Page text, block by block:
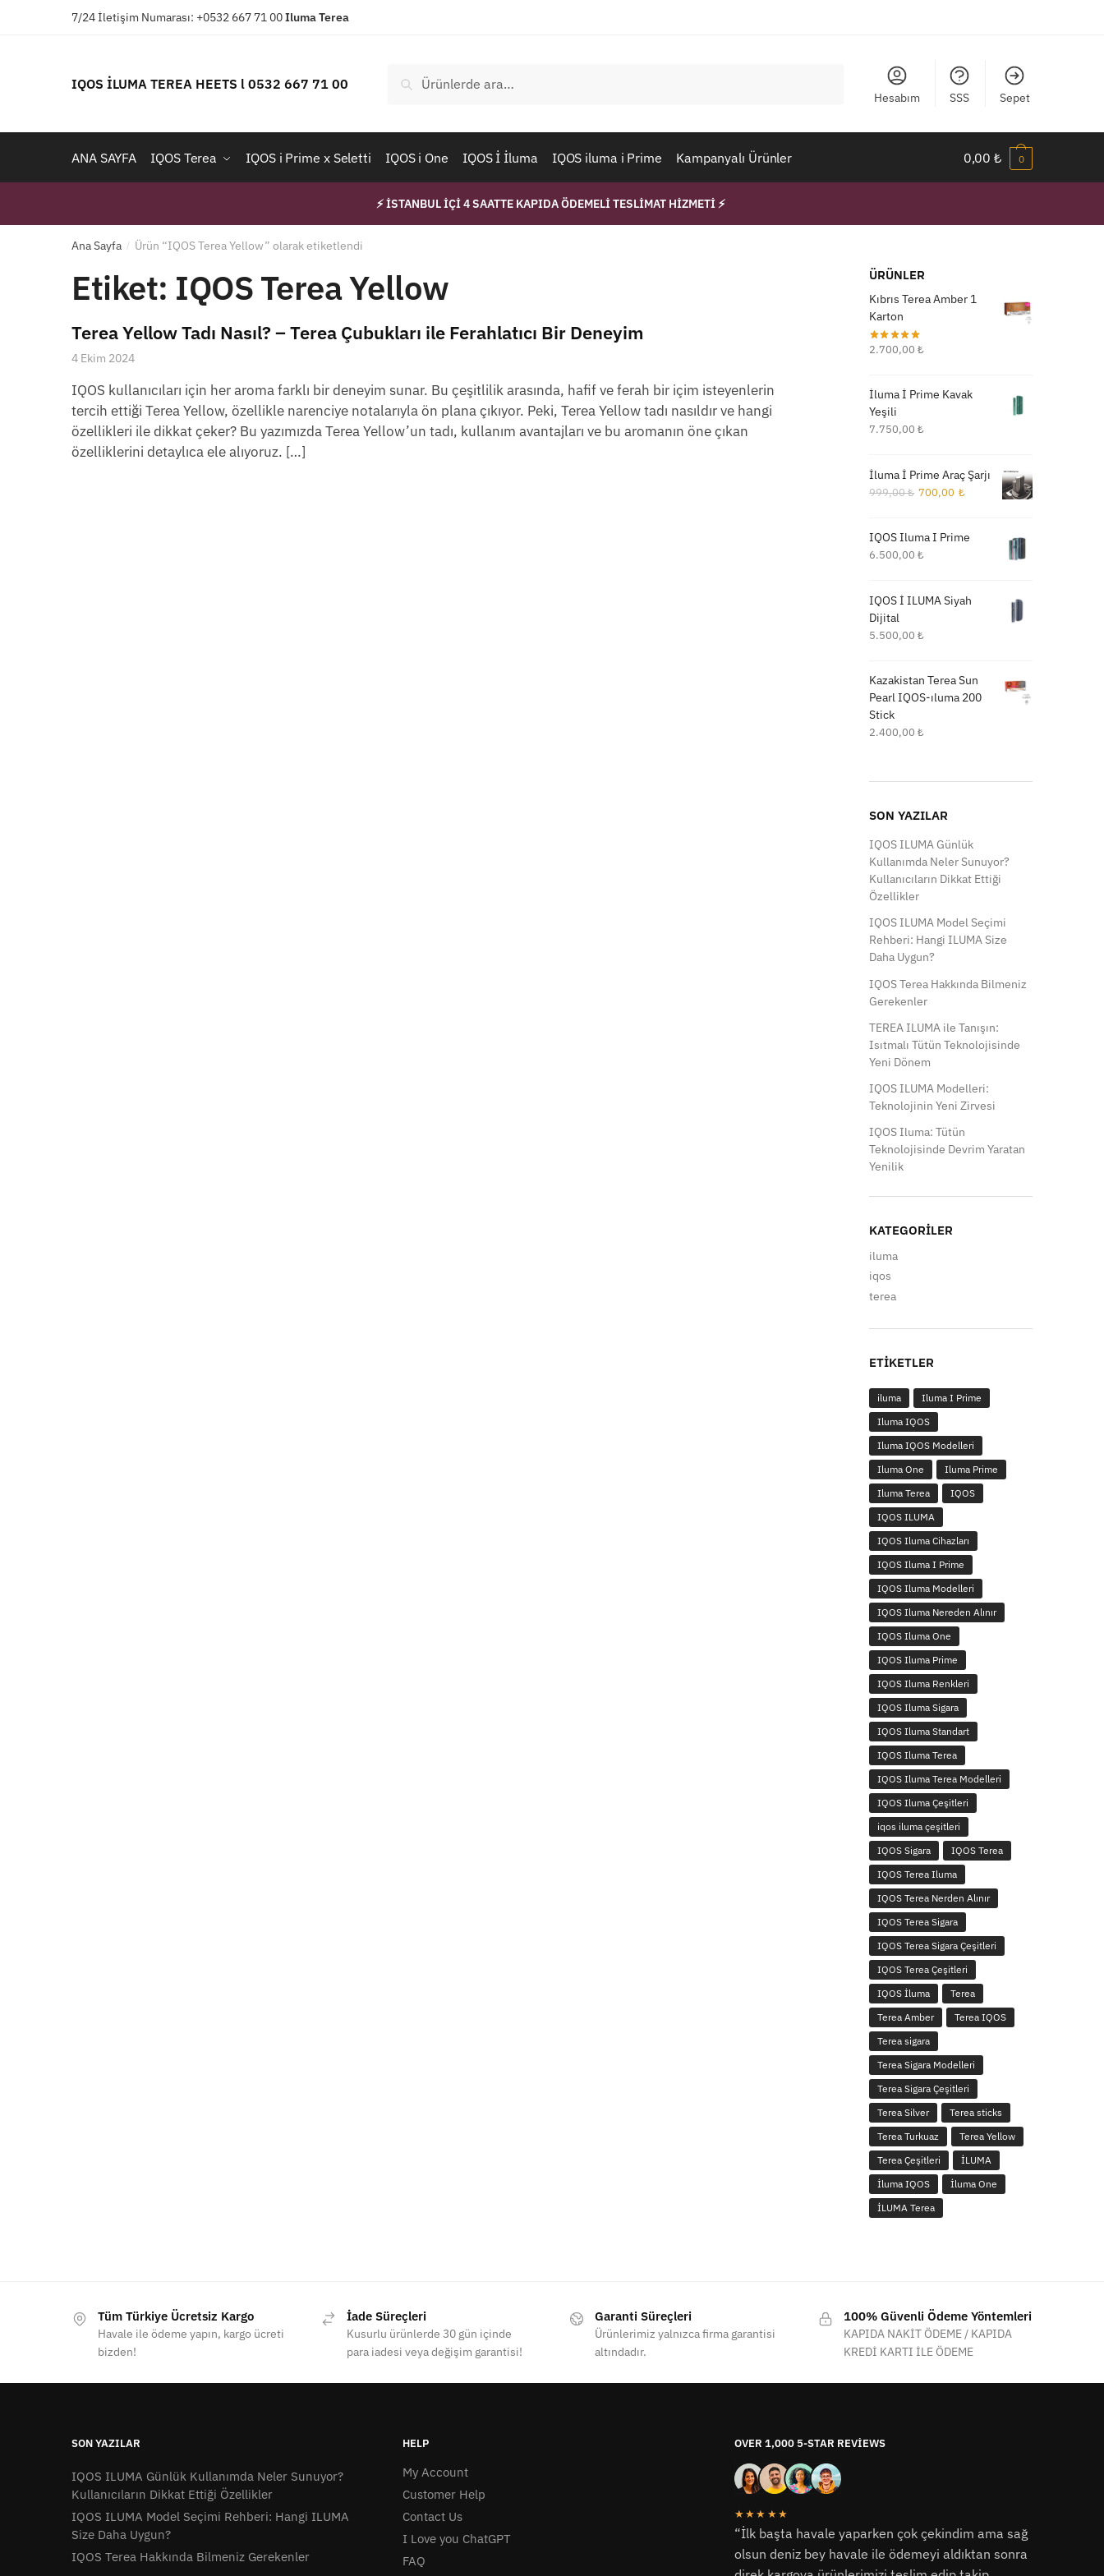
7/24 İletişim Numarası: +0532 667 71 00IlumaTerea
IQOS İLUMA TEREA HEETS l 0532 667 71 00 Ara
Hesabım SSS Sepet
ANA SAYFA IQOS Terea IQOS i Prime x Seletti IQOS i One IQOS İ İluma IQOS iluma i Prime Kampanyalı Ürünler 0,00₺ 0
⚡ İSTANBUL İÇİ 4 SAATTE KAPIDA ÖDEMELİ TESLİMAT HİZMETİ ⚡
Ana Sayfa / Ürün “IQOS Terea Yellow” olarak etiketlendi
Etiket: IQOS Terea Yellow
Terea Yellow Tadı Nasıl? – Terea Çubukları ile Ferahlatıcı Bir Deneyim
4 Ekim 2024
IQOS kullanıcıları için her aroma farklı bir deneyim sunar. Bu çeşitlilik arasında, hafif ve ferah bir içim isteyenlerin
tercih ettiği Terea Yellow, özellikle narenciye notalarıyla ön plana çıkıyor. Peki, Terea Yellow tadı nasıldır ve hangi
özellikleri ile dikkat çeker? Bu yazımızda Terea Yellow’un tadı, kullanım avantajları ve bu aromanın öne çıkan
özelliklerini detaylıca ele alıyoruz. […]
ÜRÜNLER
Kıbrıs Terea Amber 1
Karton
2.700,00₺
İluma İ Prime Kavak
Yeşili
7.750,00₺
İluma İ Prime Araç Şarjı
999,00₺ Orijinal
700,00 ₺Şu
700,00 ₺.
IQOS Iluma I Prime
6.500,00₺
IQOS İ ILUMA Siyah
Dijital
5.500,00₺
Kazakistan Terea Sun
Pearl IQOS-ıluma 200
Stick
2.400,00₺
SON YAZILAR
IQOS ILUMA Günlük
Kullanımda Neler Sunuyor?
Kullanıcıların Dikkat Ettiği
Özellikler
IQOS ILUMA Model Seçimi
Rehberi: Hangi ILUMA Size
Daha Uygun?
IQOS Terea Hakkında Bilmeniz
Gerekenler
TEREA ILUMA ile Tanışın:
Isıtmalı Tütün Teknolojisinde
Yeni Dönem
IQOS ILUMA Modelleri:
Teknolojinin Yeni Zirvesi
IQOS Iluma: Tütün
Teknolojisinde Devrim Yaratan
Yenilik
KATEGORILER
iluma
iqos
terea
ETIKETLER
iluma
Iluma I Prime
Iluma IQOS
Iluma IQOS Modelleri
Iluma One
Iluma Prime
Iluma Terea
IQOS
IQOS ILUMA
IQOS Iluma Cihazları
IQOS Iluma I Prime
IQOS Iluma Modelleri
IQOS Iluma Nereden Alınır
IQOS Iluma One
IQOS Iluma Prime
IQOS Iluma Renkleri
IQOS Iluma Sigara
IQOS Iluma Standart
IQOS Iluma Terea
IQOS Iluma Terea Modelleri
IQOS Iluma Çeşitleri
iqos iluma çeşitleri
IQOS Sigara
IQOS Terea
IQOS Terea Iluma
IQOS Terea Nerden Alınır
IQOS Terea Sigara
IQOS Terea Sigara Çeşitleri
IQOS Terea Çeşitleri
IQOS İluma
Terea
Terea Amber
Terea IQOS
Terea sigara
Terea Sigara Modelleri
Terea Sigara Çeşitleri
Terea Silver
Terea sticks
Terea Turkuaz
Terea Yellow
Terea Çeşitleri
İLUMA
İluma IQOS
İluma One
İLUMA Terea
Tüm Türkiye Ücretsiz Kargo
Havale ile ödeme yapın, kargo ücreti
bizden!
İade Süreçleri
Kusurlu ürünlerde 30 gün içinde
para iadesi veya değişim garantisi!
Garanti Süreçleri
Ürünlerimiz yalnızca firma garantisi
altındadır.
100% Güvenli Ödeme Yöntemleri
KAPIDA NAKİT ÖDEME / KAPIDA
KREDİ KARTI İLE ÖDEME
SON YAZILAR
IQOS ILUMA Günlük Kullanımda Neler Sunuyor?
Kullanıcıların Dikkat Ettiği Özellikler
IQOS ILUMA Model Seçimi Rehberi: Hangi ILUMA
Size Daha Uygun?
IQOS Terea Hakkında Bilmeniz Gerekenler
HELP
My Account
Customer Help
Contact Us
I Love you ChatGPT
FAQ
OVER 1,000 5-STAR REVIEWS
★★★★★
“İlk başta havale yaparken çok çekindim ama sağ
olsun deniz bey havale ile ödemeyi aldıktan sonra